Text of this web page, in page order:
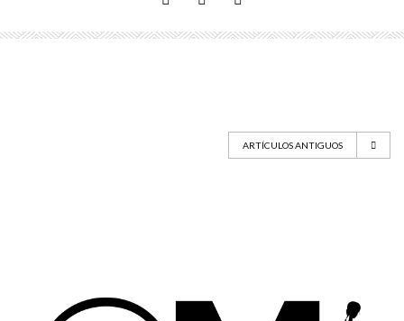
ARTÍCULOS ANTIGUOS